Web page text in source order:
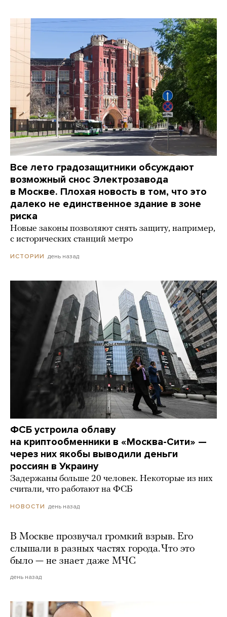
Все лето градозащитники обсуждают
возможный снос Электрозавода
в Москве. Плохая новость в том, что это
далеко не единственное здание в зоне
риска
Новые законы позволяют снять защиту, например,
с исторических станций метро
ИСТОРИИ день назад
ФСБ устроила облаву
на криптообменники в «Москва-Сити» —
через них якобы выводили деньги
россиян в Украину
Задержаны больше 20 человек. Некоторые из них
считали, что работают на ФСБ
НОВОСТИ день назад
В Москве прозвучал громкий взрыв. Его
слышали в разных частях города. Что это
было — не знает даже МЧС
день назад